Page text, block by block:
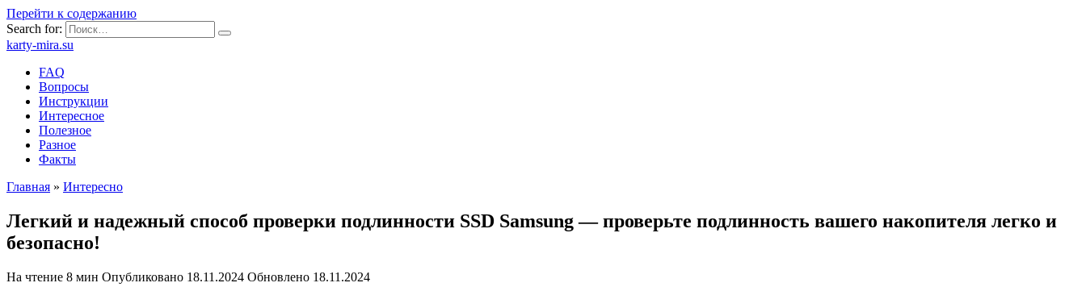
Перейти к содержанию
Search for:
karty-mira.su
FAQ
Вопросы
Инструкции
Интересное
Полезное
Разное
Факты
Главная » Интересно
Легкий и надежный способ проверки подлинности SSD Samsung — проверьте подлинность вашего накопителя легко и
безопасно!
На чтение 8 мин Опубликовано 18.11.2024 Обновлено 18.11.2024